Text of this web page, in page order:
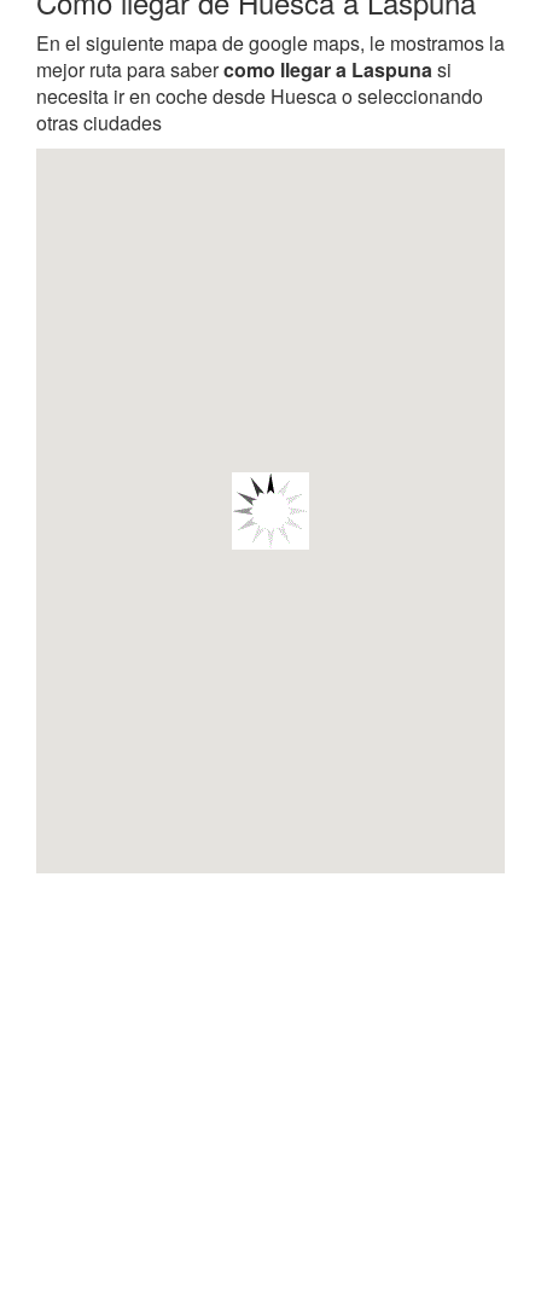
En el siguiente mapa de google maps, le mostramos la
mejor ruta para sabercomo llegar a Laspunasi
necesita ir en coche desde Huesca o seleccionando
otras ciudades